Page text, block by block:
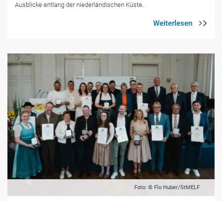
Ausblicke entlang der niederländischen Küste.
Foto: © Flo Huber/StMELF